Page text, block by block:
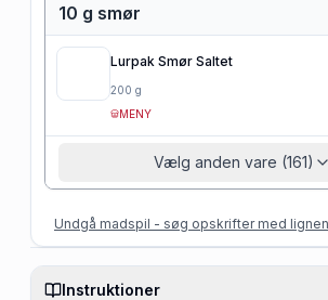
10 g smør
Lurpak Smør Saltet
200 g
MENY
Vælg anden vare (161)
Undgå madspil - søg opskrifter med
Instruktioner